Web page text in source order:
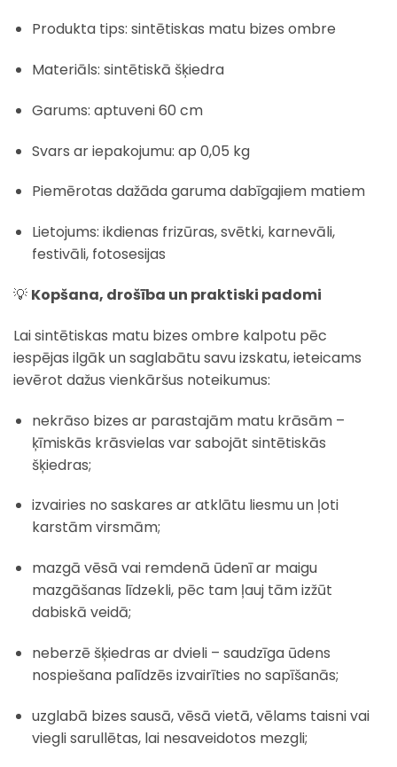
Produkta tips: sintētiskas matu bizes ombre
Materiāls: sintētiskā šķiedra
Garums: aptuveni 60 cm
Svars ar iepakojumu: ap 0,05 kg
Piemērotas dažāda garuma dabīgajiem matiem
Lietojums: ikdienas frizūras, svētki, karnevāli,
festivāli, fotosesijas
💡 Kopšana, drošība un praktiski padomi
Lai sintētiskas matu bizes ombre kalpotu pēc
iespējas ilgāk un saglabātu savu izskatu, ieteicams
ievērot dažus vienkāršus noteikumus:
nekrāso bizes ar parastajām matu krāsām –
ķīmiskās krāsvielas var sabojāt sintētiskās
šķiedras;
izvairies no saskares ar atklātu liesmu un ļoti
karstām virsmām;
mazgā vēsā vai remdenā ūdenī ar maigu
mazgāšanas līdzekli, pēc tam ļauj tām izžūt
dabiskā veidā;
neberzē šķiedras ar dvieli – saudzīga ūdens
nospiešana palīdzēs izvairīties no sapīšanās;
uzglabā bizes sausā, vēsā vietā, vēlams taisni vai
viegli sarullētas, lai nesaveidotos mezgli;